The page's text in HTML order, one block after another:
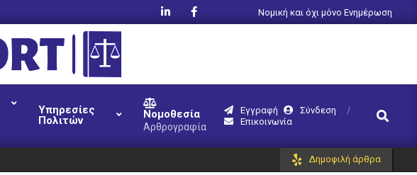
Νομική και όχι μόνο Ενημέρωση
Υπηρεσίες
Πολιτών
Νομοθεσία
Αρθρογραφία
Εγγραφή
Σύνδεση
Επικοινωνία
Search
Δημοφιλή άρθρα